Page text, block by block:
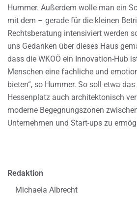
Hummer. Außerdem wolle man ein
mit dem – gerade für die kleinen
Rechtsberatung intensiviert werden
uns Gedanken über dieses Haus
dass die WKOÖ ein Innovation-Hub
Menschen eine fachliche und
bieten“, so Hummer. So soll etwa
Hessenplatz auch architektonisch
moderne Begegnungszonen
Unternehmen und Start-ups zu
Redaktion
Michaela Albrecht